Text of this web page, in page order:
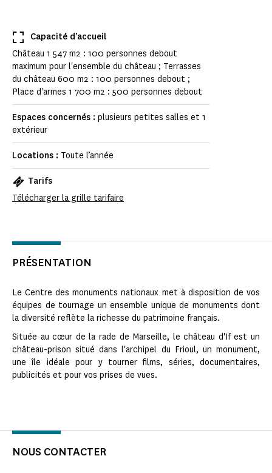
Capacité d’accueil
Château 1 547 m2 : 100 personnes debout
maximum pour l'ensemble du château ; Terrasses
du château 600 m2 : 100 personnes debout ;
Place d'armes 1 700 m2 : 500 personnes debout
Espaces concernés : plusieurs petites salles et 1
extérieur
Locations : Toute l’année
Tarifs
Télécharger la grille tarifaire
PRÉSENTATION
Le Centre des monuments nationaux met à disposition de vos
équipes de tournage un ensemble unique de monuments dont
la diversité reflète la richesse du patrimoine français.
Située au cœur de la rade de Marseille, le château d'If est un
château-prison situé dans l'archipel du Frioul, un monument,
une île idéale pour y tourner films, séries, documentaires,
publicités et pour vos prises de vues.
NOUS CONTACTER